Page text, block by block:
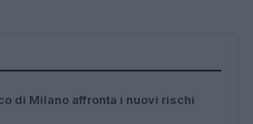
di Milano affronta i nuovi rischi